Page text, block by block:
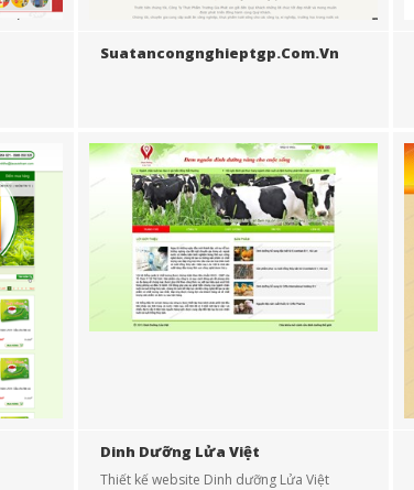
Suatancongnghieptgp.com.vn
Dinh Dưỡng Lửa Việt
Thiết kế website Dinh dưỡng Lửa Việt